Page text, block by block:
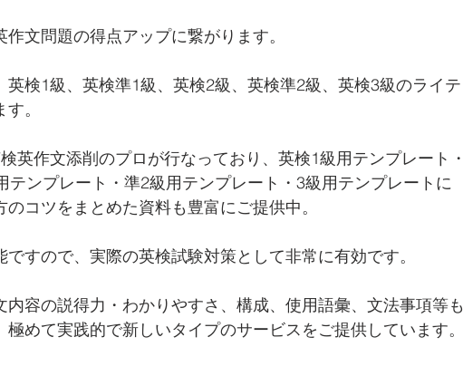
文問題の得点アップに繋がります。
検1級、英検準1級、英検2級、英検準2級、英検3級のライテ
。
英作文添削のプロが行なっており、英検1級用テンプレート・
テンプレート・準2級用テンプレート・3級用テンプレートに
コツをまとめた資料も豊富にご提供中。
すので、実際の英検試験対策として非常に有効です。
容の説得力・わかりやすさ、構成、使用語彙、文法事項等も
めて実践的で新しいタイプのサービスをご提供しています。